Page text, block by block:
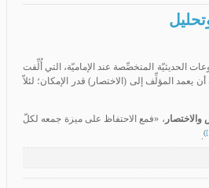
الحديثيّة المتخصِّصة عند الإماميّة، التي أُلِّفت
المؤلِّف إلى (الاختصار) قدر الإمكان؛ لئلاّ
، «فمع الاحتفاظ على ميزة جمعه لكلّ
)
.